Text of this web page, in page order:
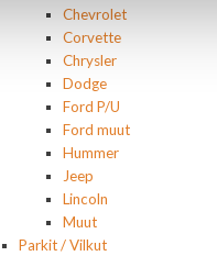
Chevrolet
Corvette
Chrysler
Dodge
Ford P/U
Ford muut
Hummer
Jeep
Lincoln
Muut
Parkit / Vilkut